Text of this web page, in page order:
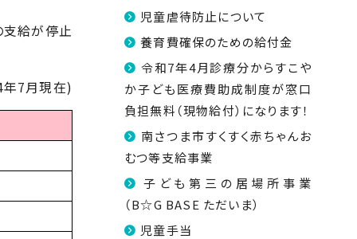
給が停止
7月現在)
児童虐待防止について
養育費確保のための給付金
令和7年4月診療分からすこや
か子ども医療費助成制度が窓口
負担無料（現物給付）になります！
南さつま市すくすく赤ちゃんお
むつ等支給事業
子ども第三の居場所事業
（B☆G BASE ただいま）
児童手当